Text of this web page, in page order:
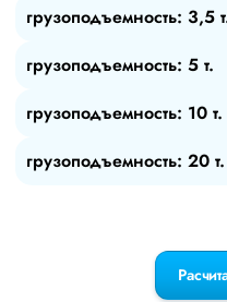
грузоподъемность: 3,5
грузоподъемность: 5 т.
грузоподъемность: 10 т.
грузоподъемность: 20 т.